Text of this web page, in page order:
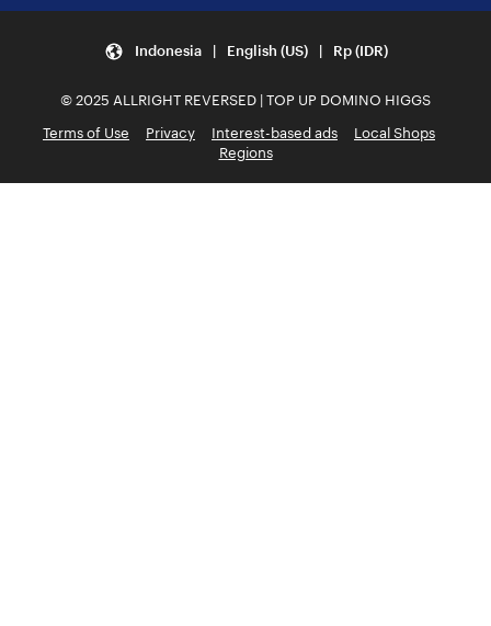
Indonesia | English (US) | Rp (IDR)
© 2025 ALLRIGHT REVERSED | TOP UP DOMINO HIGGS
Terms of Use
Privacy Interest-based ads
Local Shops
Regions